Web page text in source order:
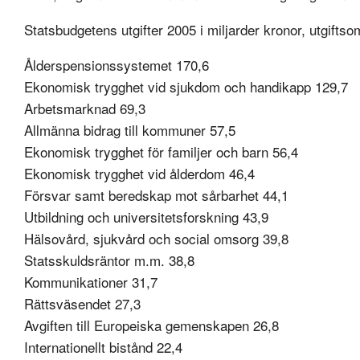
Statsbudgetens utgifter 2005 i miljarder kronor,
Ålderspensionssystemet 170,6
Ekonomisk trygghet vid sjukdom och handikapp 129,7
Arbetsmarknad 69,3
Allmänna bidrag till kommuner 57,5
Ekonomisk trygghet för familjer och barn 56,4
Ekonomisk trygghet vid ålderdom 46,4
Försvar samt beredskap mot sårbarhet 44,1
Utbildning och universitetsforskning 43,9
Hälsovård, sjukvård och social omsorg 39,8
Statsskuldsräntor m.m. 38,8
Kommunikationer 31,7
Rättsväsendet 27,3
Avgiften till Europeiska gemenskapen 26,8
Internationellt bistånd 22,4